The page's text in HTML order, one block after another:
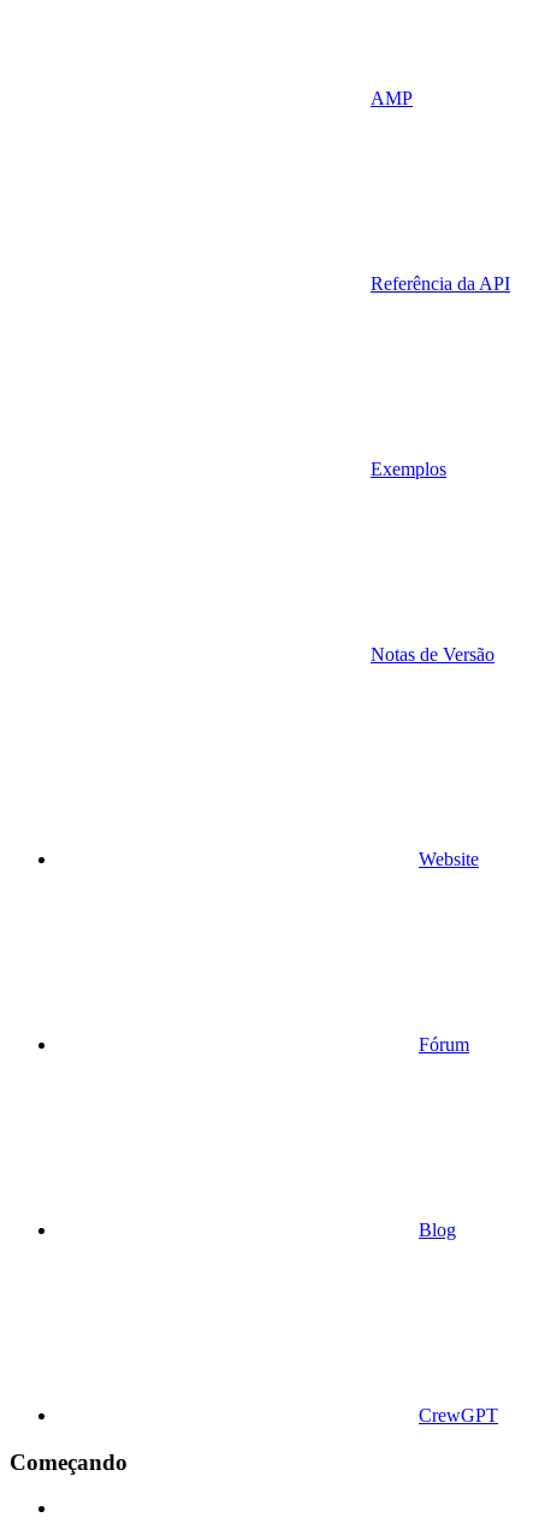
AMP
Referência da API
Exemplos
Notas de Versão
Website
Fórum
Blog
CrewGPT
Começando